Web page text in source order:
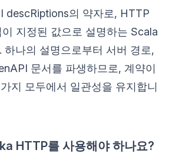
descRiptions의 약자로, HTTP
지정된 값으로 설명하는 Scala
하나의 설명으로부터 서버 경로,
문서를 파생하므로, 계약이
지 모두에서 일관성을 유지합니
HTTP를 사용해야 하나요?